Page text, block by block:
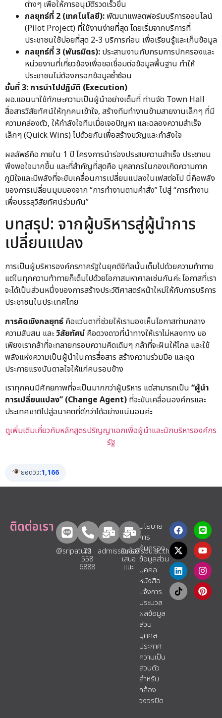
ต่างๆ เพื่อให้การอนุมัติรวดเร็วขึ้น
กลยุทธ์ที่ 2 (เทคโนโลยี):พัฒนาแพลตฟอร์มบริการออนไลน์
(Pilot Project) ที่ใช้งานง่ายที่สุด โดยเริ่มจากบริการที่
ประชาชนใช้บ่อยที่สุด 2-3 บริการก่อน เพื่อเรียนรู้และเก็บข้อมูล
กลยุทธ์ที่ 3 (พันธมิตร): ประสานงานกับกรมการปกครองและ
หน่วยงานที่เกี่ยวข้องเพื่อขอเชื่อมต่อข้อมูลพื้นฐาน ทำให้
ประชาชนไม่ต้องกรอกข้อมูลซ้ำซ้อน
ขั้นที่ 3: การนำไปปฏิบัติ (Execution)
ผอ.แอนนาใช้ทักษะความเป็นผู้นำอย่างเต็มที่ ท่านจัด Town Hall
สื่อสารวิสัยทัศน์ให้ทุกคนเข้าใจ, สร้างทีมทำงานข้ามสายงานเล็กๆ ที่มี
ความคล่องตัว, ให้กำลังใจทีมเมื่อเจอปัญหา และฉลองความสำเร็จ
เล็กๆ (Quick Wins) ไปด้วยกันเพื่อสร้างขวัญและกำลังใจ
ผลลัพธ์คือ ภายใน 1 ปี โครงการนำร่องประสบความสำเร็จ ประชาชน
พึงพอใจมากขึ้น และที่สำคัญที่สุดคือ บุคลากรในกองเกิดความภาค
ภูมิใจและมีพลังที่จะขับเคลื่อนการเปลี่ยนแปลงในเฟสต่อไป นี่คือพลัง
ของการเปลี่ยนมุมมองจาก “การทำงานตามคำสั่ง” ไปสู่ “การทำงาน
เพื่อบรรลุวิสัยทัศน์ร่วมกัน”
บทสรุป: จากผู้บริหารสู่ผู้นำการ
เปลี่ยนแปลง
การเป็นผู้บริหารองค์กรภาครัฐในยุคดิจิทัลนั้นเต็มไปด้วยความท้าทาย
แต่ในทุกความท้าทายก็เต็มไปด้วยโอกาสมหาศาลเช่นกันค่ะ โอกาสที่เรา
จะได้เป็นส่วนหนึ่งของการสร้างประวัติศาสตร์หน้าใหม่ให้กับการบริการ
ประชาชนในประเทศไทย
การคิดเชิงกลยุทธ์ คือแว่นตาที่ช่วยให้เรามองเห็นโอกาสท่ามกลาง
ความสับสน และวิสัยทัศน์ คือดวงดาวที่นำทางให้เราไม่หลงทาง ขอ
เพียงเรากล้าที่จะทลายกรอบความคิดเดิมๆ กล้าที่จะฝันให้ไกล และใช้
พลังแห่งความเป็นผู้นำในการสื่อสาร สร้างความร่วมมือ และจุด
ประกายแรงบันดาลใจให้แก่คนรอบข้าง
เราทุกคนมีศักยภาพที่จะเป็นมากกว่าผู้บริหาร แต่สามารถเป็น “ผู้นำ
การเปลี่ยนแปลง” (Change Agent) ที่จะขับเคลื่อนองค์กรและ
ประเทศชาติไปสู่อนาคตที่ดีกว่าได้อย่างแน่นอนค่ะ
ดูเพิ่มเติมเกี่ยวกับหลักสูตรปริญญาเอกเพื่อผู้นำและนักบริหารองค์กร
รัฐ
ยอดวิว:1,166
ติดต่อเรา
@sripatum
02
558
6888
admissions@spu.ac.th
รับข้อ
เสนอ
แนะ​
นโยบาย
การ
คุ้มครอง
ข้อมูลส่วน
บุคคล
หนังสือ
แจ้งการ
ประมวล
ผลข้อมูล
ส่วน
บุคคล
ประกาศ
ความเป็น
ส่วนตัว
สำหรับ
กล้อง
วงจรปิด